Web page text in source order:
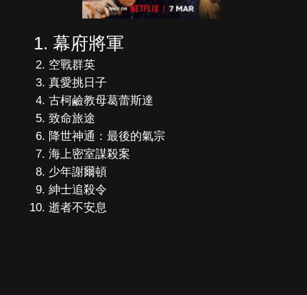
幕府將軍
空戰群英
真愛挑日子
古柯鹼教母葛蕾斯達
致命旅途
降世神通：最後的氣宗
海上密室謀殺案
少年謝爾頓
紳士追殺令
逝者不安息